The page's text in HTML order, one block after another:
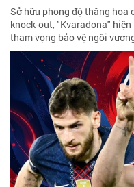
Sở hữu phong độ thăng hoa
knock-out, "Kvaradona"
tham vọng bảo vệ ngôi